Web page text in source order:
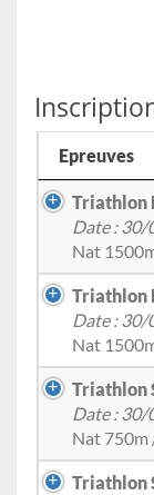
Epreuves
Triathlon
Date : 30/
Nat
Triathlon
Date : 30/
Nat
Triathlon
Date : 30/
Nat 750m
Triathlon